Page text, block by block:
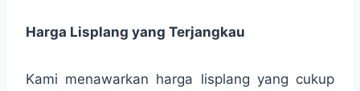
Harga Lisplang yang Terjangkau
Kami menawarkan harga lisplang yang cukup